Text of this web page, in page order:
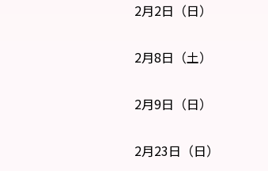
2月2日（日）
2月8日（土）
2月9日（日）
2月23日（日）